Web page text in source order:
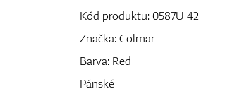
Kód produktu:0587U 42
Značka:Colmar
Barva: Red
Pánské